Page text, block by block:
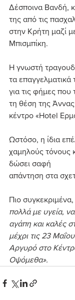
Δέσποινα Βανδή,
της από τις
στην Κρήτη μαζί
Μπισμπίκη.
Η γνωστή
τα επαγγελματικά
για τις φήμες που
τη θέση της
κέντρο «Hotel
Ωστόσο, η ίδια
χαμηλούς τόνους
δώσει σαφή
απάντηση στα
Πιο
πολλά με υγεία,
αγάπη και καλές
μέχρι τις 23
Αργυρό στο
Οψόμεθα».